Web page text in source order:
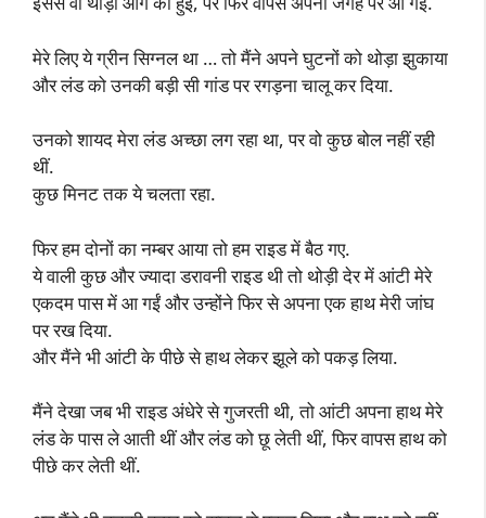
मेरे लिए ये ग्रीन सिग्नल था … तो मैंने अपने घुटनों को थोड़ा झुकाया
और लंड को उनकी बड़ी सी गांड पर रगड़ना चालू कर दिया.
उनको शायद मेरा लंड अच्छा लग रहा था, पर वो कुछ बोल नहीं रही
थीं.
कुछ मिनट तक ये चलता रहा.
फिर हम दोनों का नम्बर आया तो हम राइड में बैठ गए.
ये वाली कुछ और ज्यादा डरावनी राइड थी तो थोड़ी देर में आंटी मेरे
एकदम पास में आ गईं और उन्होंने फिर से अपना एक हाथ मेरी जांघ
पर रख दिया.
और मैंने भी आंटी के पीछे से हाथ लेकर झूले को पकड़ लिया.
मैंने देखा जब भी राइड अंधेरे से गुजरती थी, तो आंटी अपना हाथ मेरे
लंड के पास ले आती थीं और लंड को छू लेती थीं, फिर वापस हाथ को
पीछे कर लेती थीं.